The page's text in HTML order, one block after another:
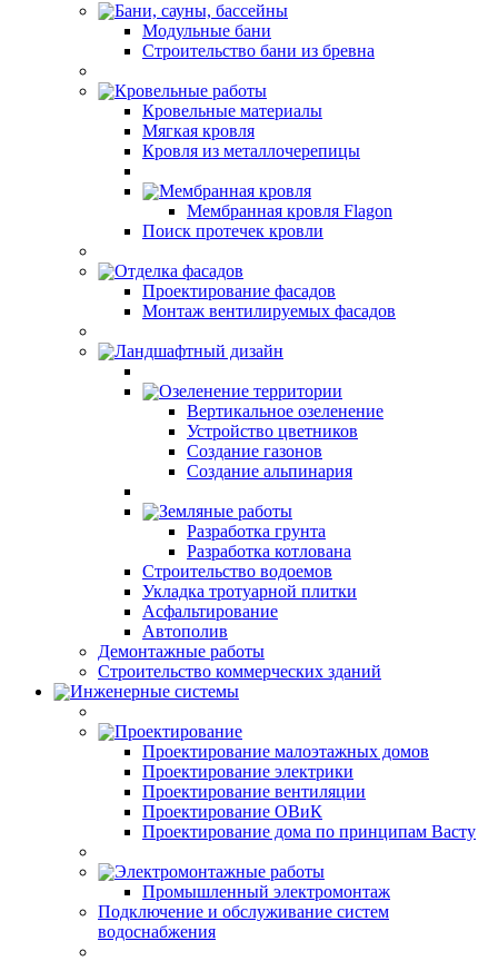
Бани, сауны, бассейны
Модульные бани
Строительство бани из бревна
Кровельные работы
Кровельные материалы
Мягкая кровля
Кровля из металлочерепицы
Мембранная кровля
Мембранная кровля Flagon
Поиск протечек кровли
Отделка фасадов
Проектирование фасадов
Монтаж вентилируемых фасадов
Ландшафтный дизайн
Озеленение территории
Вертикальное озеленение
Устройство цветников
Создание газонов
Создание альпинария
Земляные работы
Разработка грунта
Разработка котлована
Строительство водоемов
Укладка тротуарной плитки
Асфальтирование
Автополив
Демонтажные работы
Строительство коммерческих зданий
Инженерные системы
Проектирование
Проектирование малоэтажных домов
Проектирование электрики
Проектирование вентиляции
Проектирование ОВиК
Проектирование дома по принципам Васту
Электромонтажные работы
Промышленный электромонтаж
Подключение и обслуживание систем
водоснабжения